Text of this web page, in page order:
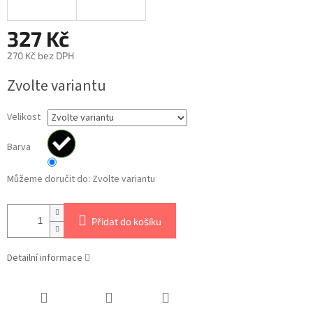
327 Kč
270 Kč bez DPH
cena:
Zvolte variantu
Velikost
Barva
Můžeme doručit do: Zvolte variantu
Přidat do košíku
Detailní informace